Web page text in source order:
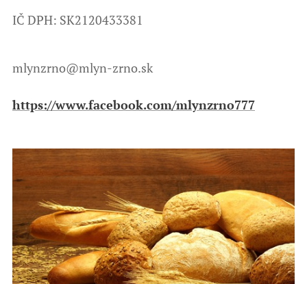
IČ DPH: SK2120433381
mlynzrno@mlyn-zrno.sk
https://www.facebook.com/mlynzrno777